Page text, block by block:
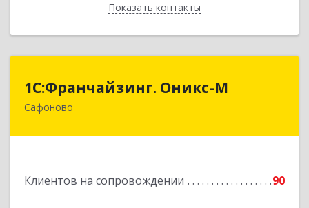
Показать контакты
Назад
1С:Франчайзинг. Оникс-М
Сафоново
Клиентов на сопровождении 90
1С:Франчайзинг. Оникс-М
215500, Смоленская обл, Сафоновский р-н,